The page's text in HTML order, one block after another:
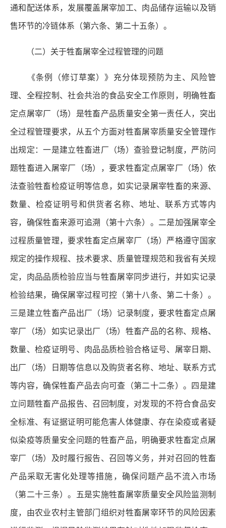
通和配送体系，发展覆盖屠宰加工、肉品储存运输以及销
售环节的冷链体系（第六条、第二十五条）。
（二）关于牲畜屠宰全过程管理的问题
《条例（修订草案）》充分体现预防为主、风险管
理、全程控制、社会共治的食品安全工作原则，明确牲畜
定点屠宰厂（场）是牲畜产品质量安全第一责任人，突出
全过程管理要求，从五个方面对牲畜屠宰质量安全管理作
出规定：一是建立牲畜进厂（场）查验登记制度，严防问
题牲畜进入屠宰厂（场），要求牲畜定点屠宰厂（场）依
法查验牲畜检疫证明等信息，如实记录屠宰牲畜的来源、
数量、检疫证明号和供货者名称、地址、联系方式等内
容，确保牲畜来源可追溯（第十六条）。二是加强屠宰全
过程质量管理，要求牲畜定点屠宰厂（场）严格遵守国家
规定的操作规程、技术要求、质量管理规范和我省有关规
定，肉品品质检验应当与牲畜屠宰同步进行，并如实记录
检验结果，确保屠宰过程可控（第十八条、第二十条）。
三是建立牲畜产品出厂（场）记录制度，要求牲畜定点屠
宰厂（场）如实记录出厂（场）牲畜产品的名称、规格、
数量、检疫证明号、肉品品质检验合格证号、屠宰日期、
出厂（场）日期等信息以及购货者名称、地址、联系方式
等内容，确保牲畜产品去向可查（第二十二条）。四是建
立问题牲畜产品报告、召回制度，对发现的不符合食品安
全标准、有证据证明可能危害人体健康、存在染疫或者疑
似染疫等质量安全问题的牲畜产品，明确要求牲畜定点屠
宰厂（场）及时履行报告、召回等义务，并对召回的牲畜
产品采取无害化处理等措施，确保问题产品不流入市场
（第二十三条）。五是实施牲畜屠宰质量安全风险监测制
度，由农业农村主管部门组织对牲畜屠宰环节的风险因素